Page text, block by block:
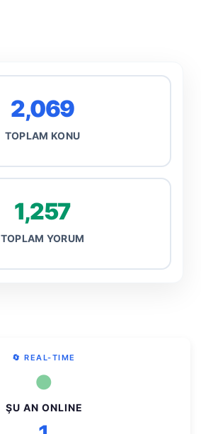
2,069
TOPLAM KONU
1,257
TOPLAM YORUM
🔄 REAL-TIME
●
ŞU AN ONLINE